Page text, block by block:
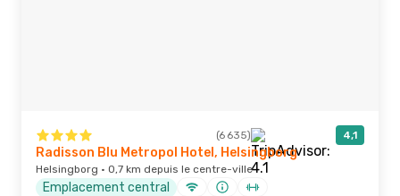
(6 635) 4,1
Radisson Blu Metropol Hotel, Helsingborg
Helsingborg · 0,7 km depuis le centre-ville
Emplacement central